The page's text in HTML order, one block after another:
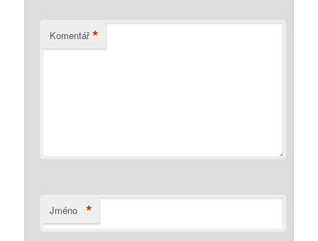
Komentář *
Jméno *